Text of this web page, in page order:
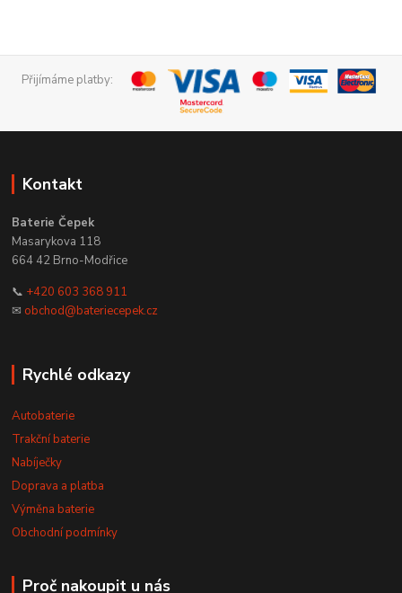
Přijímáme platby:
Kontakt
Baterie Čepek
Masarykova 118
664 42 Brno-Modřice
📞 +420 603 368 911
✉ obchod@bateriecepek.cz
Rychlé odkazy
Autobaterie
Trakční baterie
Nabíječky
Doprava a platba
Výměna baterie
Obchodní podmínky
Proč nakoupit u nás